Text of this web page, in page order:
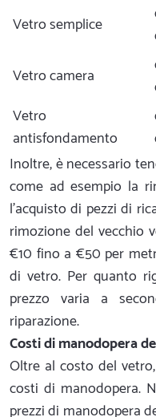
Vetro semplice
Vetro camera
Vetro
antisfondamento
Inoltre, è necessario
come ad esempio la
l'acquisto di pezzi di
rimozione del vecchio
€10 fino a €50 per
di vetro. Per quanto
prezzo varia a
riparazione.
Costi di manodopera
Oltre al costo del
costi di manodopera.
prezzi di manodopera